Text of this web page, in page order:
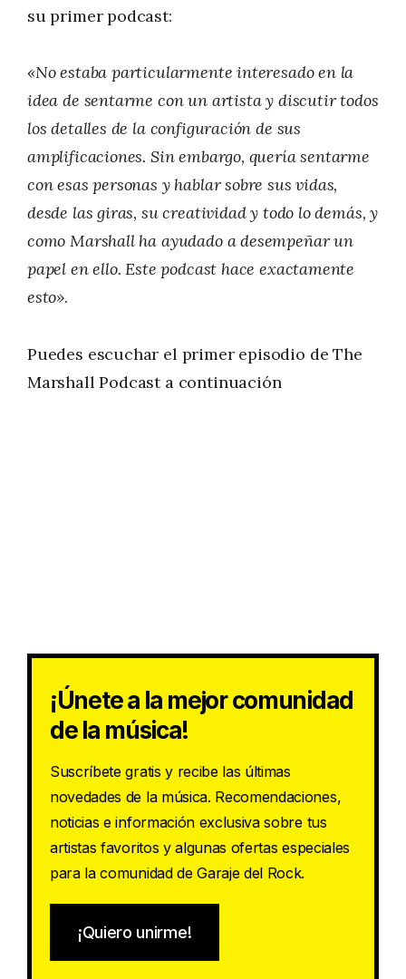
su primer podcast:
«No estaba particularmente interesado en la
idea de sentarme con un artista y discutir todos
los detalles de la configuración de sus
amplificaciones. Sin embargo, quería sentarme
con esas personas y hablar sobre sus vidas,
desde las giras, su creatividad y todo lo demás, y
como Marshall ha ayudado a desempeñar un
papel en ello. Este podcast hace exactamente
esto».
Puedes escuchar el primer episodio de The
Marshall Podcast a continuación
¡Únete a la mejor comunidad
de la música!
Suscríbete gratis y recibe las últimas
novedades de la música. Recomendaciones,
noticias e información exclusiva sobre tus
artistas favoritos y algunas ofertas especiales
para la comunidad de Garaje del Rock.
¡Quiero unirme!